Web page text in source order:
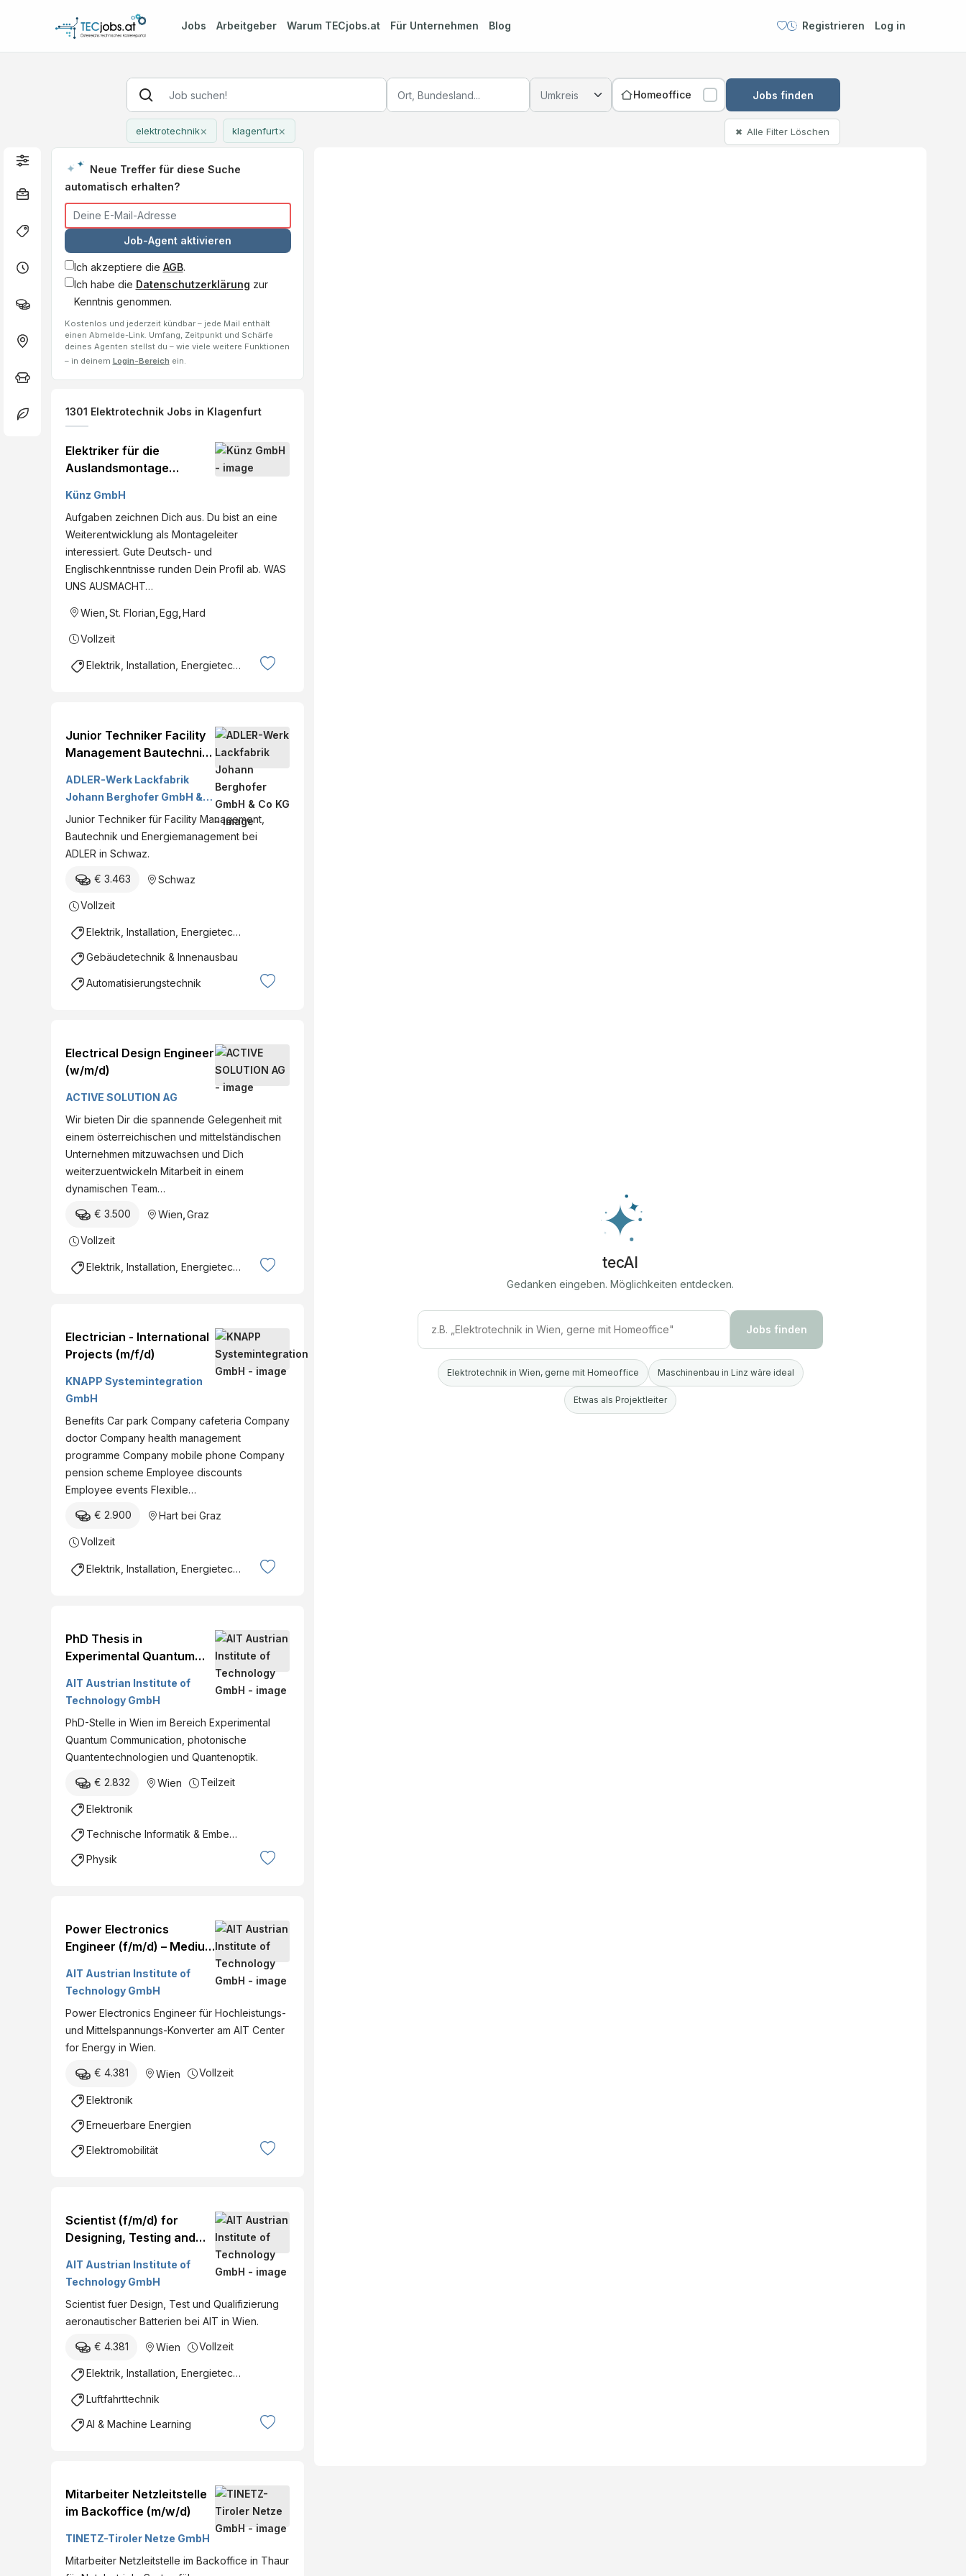
Jobs Arbeitgeber Warum TECjobs.at Für Unternehmen Blog Registrieren Log in
Homeoffice Jobs finden
elektrotechnik× klagenfurt× ✖ Alle Filter Löschen
Neue Treffer für diese Suche
automatisch erhalten?
Job-Agent aktivieren
Ich akzeptiere die AGB.
Ich habe die Datenschutzerklärung zur
Kenntnis genommen.
Kostenlos und jederzeit kündbar – jede Mail enthält
einen Abmelde-Link. Umfang, Zeitpunkt und Schärfe
deines Agenten stellst du – wie viele weitere Funktionen
– in deinem Login-Bereich ein.
1301 Elektrotechnik Jobs in Klagenfurt
Elektriker für die
Auslandsmontage
Künz GmbH
Aufgaben zeichnen Dich aus. Du bist an eine
Weiterentwicklung als Montageleiter
interessiert. Gute Deutsch- und
Englischkenntnisse runden Dein Profil ab. WAS
UNS AUSMACHT…
Wien St. Florian Egg Hard
Vollzeit
Elektrik, Installation, Energietechnik
Junior Techniker Facility
Management Bautechnik
(m|w|d)
ADLER-Werk Lackfabrik
Johann Berghofer GmbH &
Co KG
Junior Techniker für Facility Management,
Bautechnik und Energiemanagement bei
ADLER in Schwaz.
€ 3.463 Schwaz
Vollzeit
Elektrik, Installation, Energietechnik
Gebäudetechnik & Innenausbau
Automatisierungstechnik
Electrical Design Engineer
(w/m/d)
ACTIVE SOLUTION AG
Wir bieten Dir die spannende Gelegenheit mit
einem österreichischen und mittelständischen
Unternehmen mitzuwachsen und Dich
weiterzuentwickeln Mitarbeit in einem
dynamischen Team…
€ 3.500 Wien Graz
Vollzeit
Elektrik, Installation, Energietechnik
Electrician - International
Projects (m/f/d)
KNAPP Systemintegration
GmbH
Benefits Car park Company cafeteria Company
doctor Company health management
programme Company mobile phone Company
pension scheme Employee discounts
Employee events Flexible…
€ 2.900 Hart bei Graz
Vollzeit
Elektrik, Installation, Energietechnik
PhD Thesis in
Experimental Quantum
AIT Austrian Institute of
Technology GmbH
PhD-Stelle in Wien im Bereich Experimental
Quantum Communication, photonische
Quantentechnologien und Quantenoptik.
€ 2.832 Wien Teilzeit
Elektronik
Technische Informatik & Embedded Systems
Physik
Power Electronics
Engineer (f/m/d) – Medium
Conversion Systems
AIT Austrian Institute of
Technology GmbH
Power Electronics Engineer für Hochleistungs-
und Mittelspannungs-Konverter am AIT Center
for Energy in Wien.
€ 4.381 Wien Vollzeit
Elektronik
Erneuerbare Energien
Elektromobilität
Scientist (f/m/d) for
Designing, Testing and
Generation Aeronautical
Batteries
AIT Austrian Institute of
Technology GmbH
Scientist fuer Design, Test und Qualifizierung
aeronautischer Batterien bei AIT in Wien.
€ 4.381 Wien Vollzeit
Elektrik, Installation, Energietechnik
Luftfahrttechnik
AI & Machine Learning
Mitarbeiter Netzleitstelle
im Backoffice (m/w/d)
TINETZ-Tiroler Netze GmbH
Mitarbeiter Netzleitstelle im Backoffice in Thaur
tecAI
Gedanken eingeben. Möglichkeiten entdecken.
Jobs finden
Elektrotechnik in Wien, gerne mit Homeoffice Maschinenbau in Linz wäre ideal
Etwas als Projektleiter